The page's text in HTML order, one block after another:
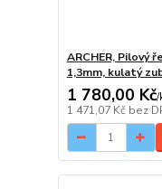
ARCHER, Pilový
1,3mm, kulatý
1 780,00 Kč/
1 471,07 Kč bez